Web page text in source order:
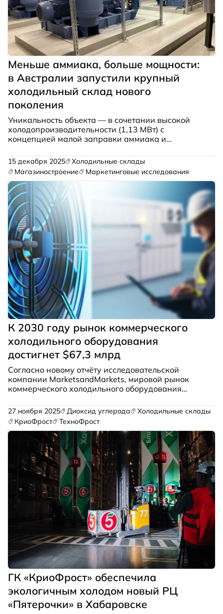
Меньше аммиака, больше мощности:
в Австралии запустили крупный
холодильный склад нового
поколения
Уникальность объекта — в сочетании высокой
холодопроизводительности (1,13 МВт) с
концепцией малой заправки аммиака и
(SEC) всего 8–9 кВт*ч на кубический метр в год.
15 декабря 2025
Холодильные склады
Магазиностроение
Маркетинговые исследования
К 2030 году рынок коммерческого
холодильного оборудования
достигнет $67,3 млрд
Согласно новому отчёту исследовательской
компании MarketsandMarkets, мировой рынок
коммерческого холодильного оборудования
объём увеличится с $51,26 млрд в 2025 году до
$67,31 млрд к 2030-му, демонстрируя совокупный
годовой темп роста на уровне 5,6%.
27 ноября 2025 Диоксид углерода
Холодильные склады
КриоФрост
ТехноФрост
ГК «КриоФрост» обеспечила
экологичным холодом новый РЦ
«Пятерочки» в Хабаровске